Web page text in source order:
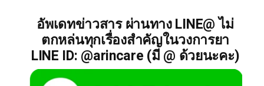
อัพเดทข่าวสาร ผ่านทาง LINE@ ไม่
ตกหล่นทุกเรื่องสำคัญในวงการยา
LINE ID: @arincare (มี @ ด้วยนะคะ)